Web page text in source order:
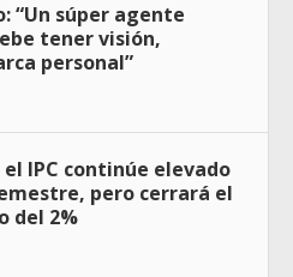
“Un súper agente
tener visión,
personal”
el IPC continúe elevado
pero cerrará el
del 2%